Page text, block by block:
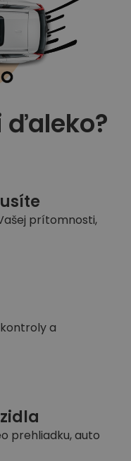
prítomnosti,
a
prehliadku, auto